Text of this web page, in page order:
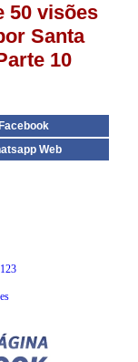
50 visões
Santa
10
Facebook
Web